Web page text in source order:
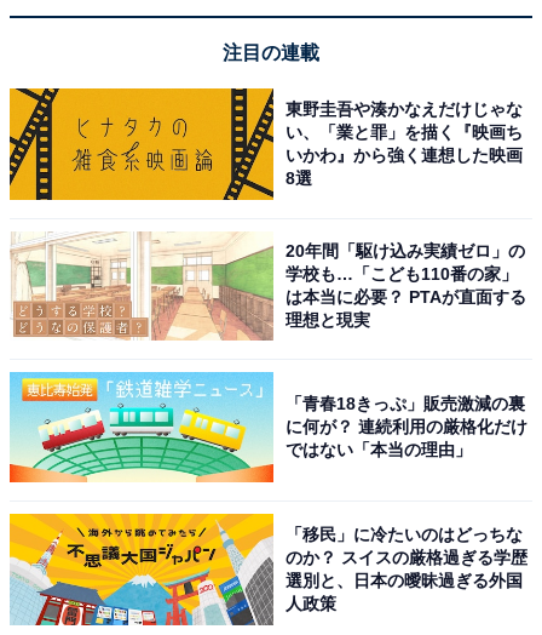
なるため、調査以来ずっと首位を保持していることにな
ります。名古屋駅のちょうど東側に位置し、「千種」や
ているのが中区です。3位の「千種区」や2位の「岐阜
市」も愛知県中心部の「衛星都市」として人気ですが、
交通や生活利便性の観点から見ると、中区が圧倒的な支
【おすすめ記事】
・
中部圏「2022年 買って住みたい街」ランキング！ 3位
名鉄岐阜、2位 岐阜、2年連続で1位だったのは？
・
注目の連載
東野圭吾や湊かなえだけじゃな
い、「業と罪」を描く『映画ち
いかわ』から強く連想した映画
8選
20年間「駆け込み実績ゼロ」の
学校も…「こども110番の家」
は本当に必要？ PTAが直面する
理想と現実
「青春18きっぷ」販売激減の裏
に何が？ 連続利用の厳格化だけ
ではない「本当の理由」
「移民」に冷たいのはどっちな
のか？ スイスの厳格過ぎる学歴
選別と、日本の曖昧過ぎる外国
人政策